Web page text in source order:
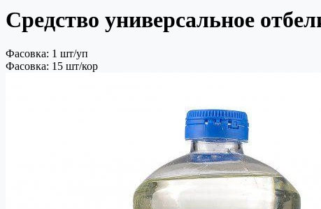
Средство универсальное
Фасовка: 1 шт/уп
Фасовка: 15 шт/кор